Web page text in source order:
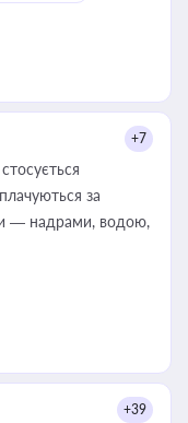
+7
за
— надрами, водою,
+39